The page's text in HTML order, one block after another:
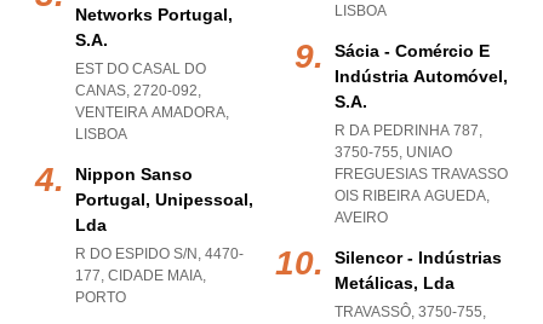
Networks Portugal,
S.a.
EST DO CASAL DO
CANAS, 2720-092,
VENTEIRA AMADORA,
LISBOA
Nippon Sanso
Portugal, Unipessoal,
Lda
R DO ESPIDO S/N, 4470-
177, CIDADE MAIA,
PORTO
LISBOA
Sácia - Comércio E
Indústria Automóvel,
S.a.
R DA PEDRINHA 787,
3750-755, UNIAO
FREGUESIAS TRAVASSO
OIS RIBEIRA AGUEDA,
AVEIRO
Silencor - Indústrias
Metálicas, Lda
TRAVASSÔ, 3750-755,